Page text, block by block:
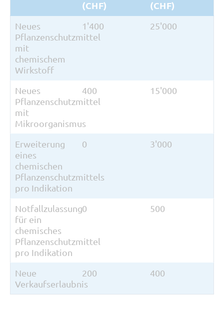
(CHF) (CHF)
Neues
Pflanzenschutzmittel
mit
chemischem
Wirkstoff
1'400 25'000
Neues
Pflanzenschutzmittel
mit
Mikroorganismus
400 15'000
Erweiterung
eines
chemischen
Pflanzenschutzmittels
pro Indikation
0 3'000
Notfallzulassung
für ein
chemisches
Pflanzenschutzmittel
pro Indikation
0 500
Neue
Verkaufserlaubnis
200 400